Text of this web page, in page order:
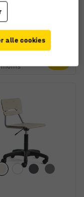
stort
hjul, H 430-
birk
363722
alle cookies